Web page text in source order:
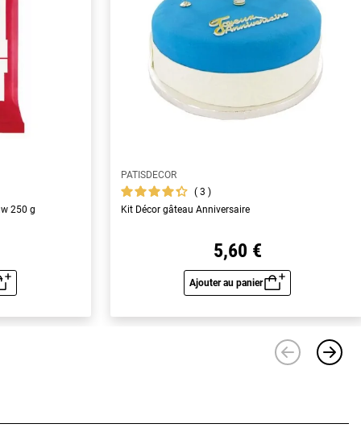
250 g
rapide
PATISDECOR
3
Kit Décor gâteau Anniversaire
5,60 €
Ajouter au panier
Aperçu rapide